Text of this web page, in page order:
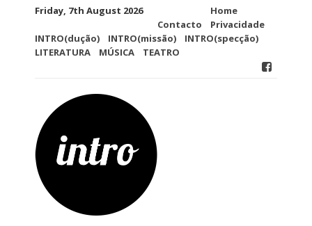
Friday, 7th August 2026
Contacto
Home
Privacidade
INTRO(dução)
INTRO(missão)
INTRO(specção)
LITERATURA
MÚSICA TEATRO